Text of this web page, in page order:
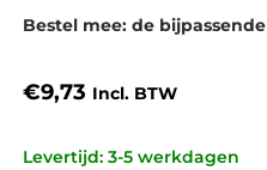
Bestel mee: de bijpassende
€9,73 Incl. BTW
Levertijd: 3-5 werkdagen